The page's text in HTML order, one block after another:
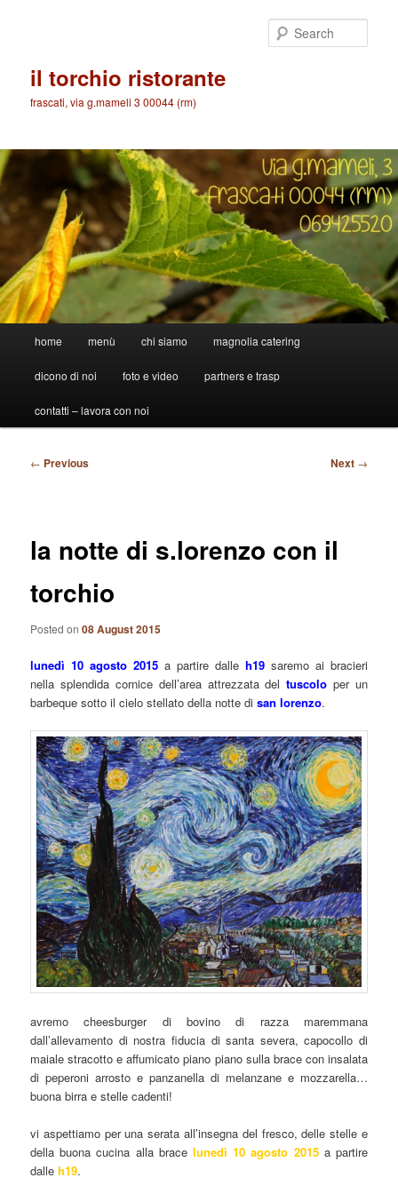
il torchio ristorante
frascati, via g.mameli 3 00044 (rm)
home menù chi siamo magnolia catering
dicono di noi foto e video partners e trasp
contatti – lavora con noi
Post
← Previous Next →
la notte di s.lorenzo con il
torchio
Posted on08 August 2015
lunedì 10 agosto 2015 a partire dalle h19 saremo ai bracieri
nella splendida cornice dell’area attrezzata deltuscolo per un
barbeque sotto il cielo stellato della notte disan lorenzo.
avremo cheesburger di bovino di razza maremmana
dall’allevamento di nostra fiducia di santa severa, capocollo di
maiale stracotto e affumicato piano piano sulla brace con insalata
di peperoni arrosto e panzanella di melanzane e mozzarella…
buona birra e stelle cadenti!
vi aspettiamo per una serata all’insegna del fresco, delle stelle e
della buona cucina alla brace lunedì 10 agosto 2015a partire
dalleh19.